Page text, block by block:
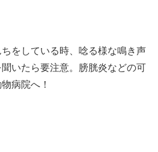
をしている時、唸る様な鳴き声
いたら要注意。膀胱炎などの可
病院へ！